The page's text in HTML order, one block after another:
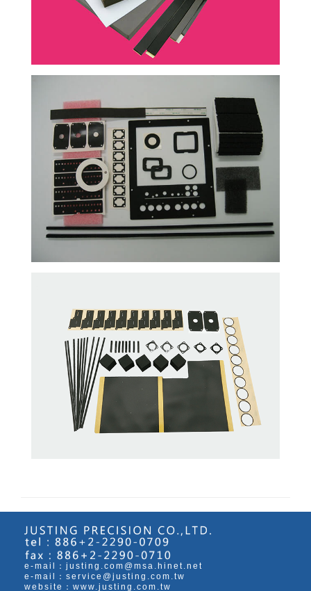
e-mail：justing.com@msa.hinet.net
e-mail：service@justing.com.tw
website： www.justing.com.tw